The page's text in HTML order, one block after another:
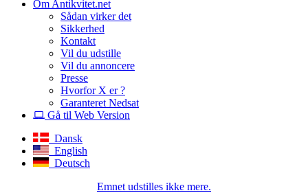
Om Antikvitet.net
Sådan virker det
Sikkerhed
Kontakt
Vil du udstille
Vil du annoncere
Presse
Hvorfor X er ?
Garanteret Nedsat
Gå til Web Version
Dansk
English
Deutsch
Emnet udstilles ikke mere.